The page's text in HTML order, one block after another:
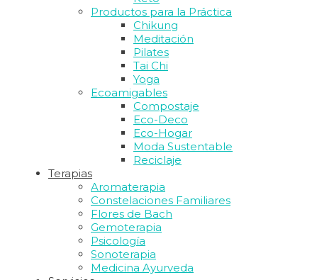
Productos para la Práctica
Chikung
Meditación
Pilates
Tai Chi
Yoga
Ecoamigables
Compostaje
Eco-Deco
Eco-Hogar
Moda Sustentable
Reciclaje
Terapias
Aromaterapia
Constelaciones Familiares
Flores de Bach
Gemoterapia
Psicología
Sonoterapia
Medicina Ayurveda